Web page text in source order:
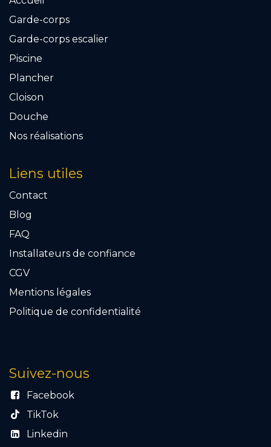
Garde-corps
Garde-corps escalier
Piscine
Plancher
Cloison
Douche
Nos réalisations
Liens utiles
Contact
Blog
FAQ
Installateurs de confiance
CGV
Mention​s légales
Politique de confidentialité
Suivez-nous
Facebook
TikTok
Linkedin